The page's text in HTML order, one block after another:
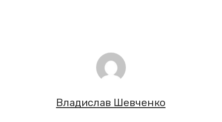
Владислав Шевченко